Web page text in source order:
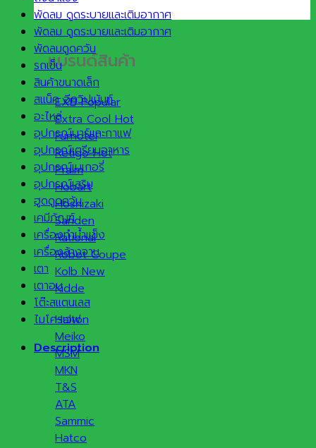
แบรนด์สินค้า
EXB
Extra Cool
Furnotel
Retigo
Praim
Hobart
Hoshizaki
Sanden
Rational
Robot Coupe
Kolb
Kidde
Halton
Meiko
MSM
MKN
T&S
ATA
Sammic
Hatco
พัดลม ดูดระบายและเติมอากาศ
พัดลม ดูดระบายและเติมอากาศ
พัดลมดูดควัน
รถเข็น
สินค้าขนาดเล็ก
สแน็ค อีควิปเม้นท์
อะไหล่
อุปกรณ์บาร์และกาแฟ
อุปกรณ์เตรียมอาหาร
อุปกรณ์เบเกอรี่
อุปกรณ์เสริม
ฮูดดูดควัน
เคมีภัณฑ์
เครื่องทำน้ำแข็ง
เครื่องล้างจาน
เตา
เตาอบ
โต๊ะสแตนเลส
ไมโครเวฟ
Description